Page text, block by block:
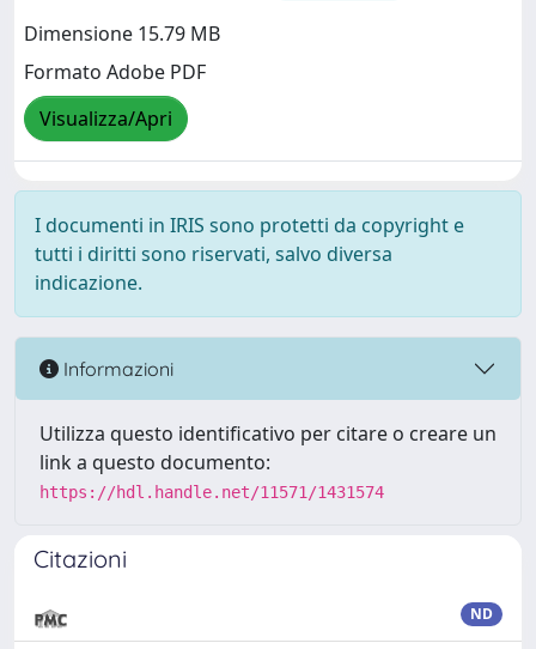
Dimensione 15.79 MB
Formato Adobe PDF
Visualizza/Apri
I documenti in IRIS sono protetti da copyright e
tutti i diritti sono riservati, salvo diversa
indicazione.
Informazioni
Utilizza questo identificativo per citare o creare un
link a questo documento:
https://hdl.handle.net/11571/1431574
Citazioni
ND